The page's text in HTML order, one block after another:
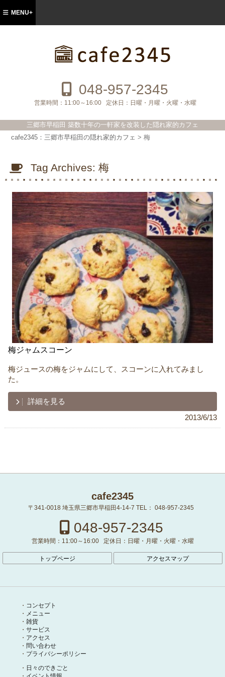
ェ
048-957-2345
営業時間： 11:00～16:00 定休日： 日曜・月曜・火曜・水曜
三郷市早稲田 築数十年の一軒家を改装した隠れ家的カフェ
MENU+
cafe2345：三郷市早稲田の隠れ家的カフェ >梅
Tag Archives:梅
梅ジャムスコーン
梅ジュースの梅をジャムにして、スコーンに入れてみまし
た。
詳細を見る
2013/6/13
cafe2345
〒341-0018 埼玉県三郷市早稲田4-14-7 TEL： 048-957-2345
048-957-2345
営業時間： 11:00～16:00 定休日： 日曜・月曜・火曜・水曜
トップページ アクセスマップ
コンセプト
メニュー
雑貨
サービス
アクセス
問い合わせ
プライバシーポリシー
日々のできごと